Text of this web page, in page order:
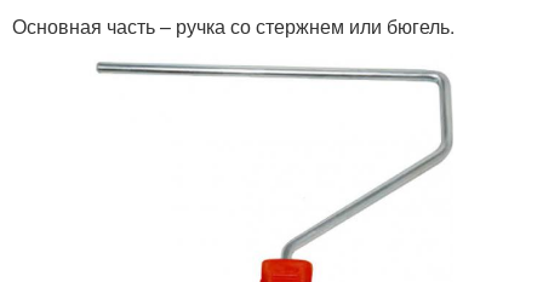
Основная часть – ручка со стержнем или бюгель.